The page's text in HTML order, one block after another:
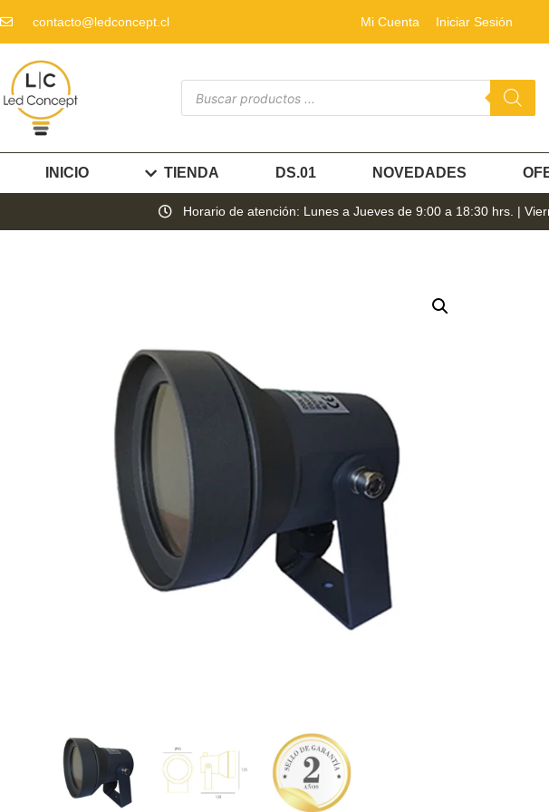
contacto@ledconcept.cl Mi Cuenta Iniciar Sesión
INICIO TIENDA DS.01 NOVEDADES
Horario de atención: Lunes a Jueves de 9:00 a 18:30 hrs. |